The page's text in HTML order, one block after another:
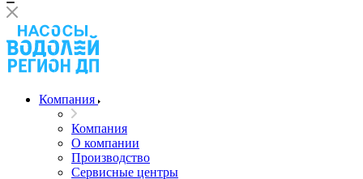
Компания
Компания
О компании
Производство
Сервисные центры